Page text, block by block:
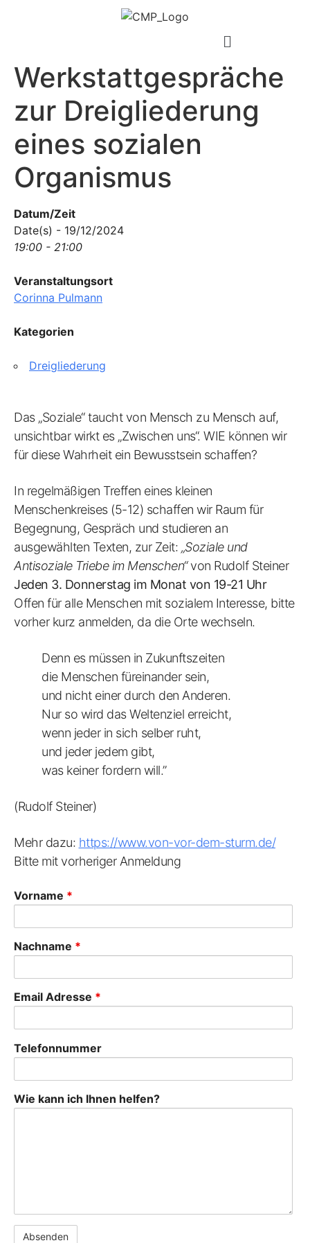
Werkstattgespräche
zur Dreigliederung
eines sozialen
Organismus
Datum/Zeit
Date(s) - 19/12/2024
19:00 - 21:00
Veranstaltungsort
Corinna Pulmann
Kategorien
Dreigliederung
Das „Soziale“ taucht von Mensch zu Mensch auf,
unsichtbar wirkt es „Zwischen uns“. WIE können wir
für diese Wahrheit ein Bewusstsein schaffen?
In regelmäßigen Treffen eines kleinen
Menschenkreises (5-12) schaffen wir Raum für
Begegnung, Gespräch und studieren an
ausgewählten Texten, zur Zeit: „Soziale und
Antisoziale Triebe im Menschen“von Rudolf Steiner
Jeden 3. Donnerstag im Monat von 19-21 Uhr
Offen für alle Menschen mit sozialem Interesse, bitte
vorher kurz anmelden, da die Orte wechseln.
Denn es müssen in Zukunftszeiten
die Menschen füreinander sein,
und nicht einer durch den Anderen.
Nur so wird das Weltenziel erreicht,
wenn jeder in sich selber ruht,
und jeder jedem gibt,
was keiner fordern will.”
(Rudolf Steiner)
Mehr dazu: https://www.von-vor-dem-sturm.de/
Bitte mit vorheriger Anmeldung
Vorname *
Nachname *
Email Adresse *
Telefonnummer
Wie kann ich Ihnen helfen?